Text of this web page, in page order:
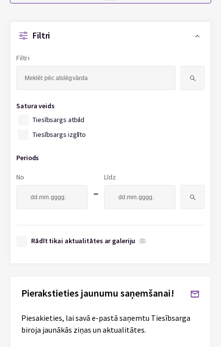
Filtri
Filtri
Satura veids
Tiesībsargs atbild
Tiesībsargs izglīto
Periods
No
-
Līdz
Rādīt tikai aktualitātes ar galeriju
Pierakstieties jaunumu saņemšanai!
Piesakieties, lai savā e-pastā saņemtu Tiesībsarga
biroja jaunākās ziņas un aktualitātes.